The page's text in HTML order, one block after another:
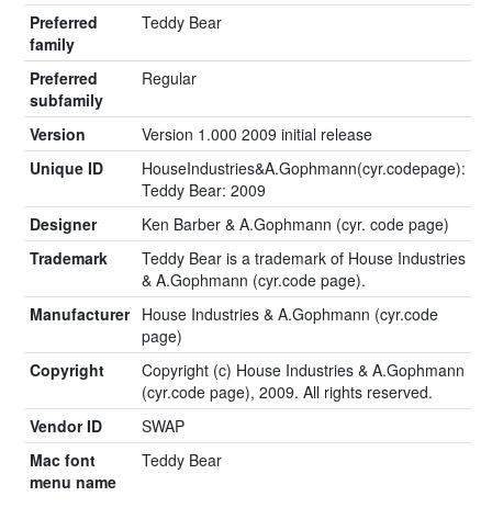
Preferred
family
Teddy Bear
Preferred
subfamily
Regular
Version
Version 1.000 2009 initial release
Unique ID
HouseIndustries&A.Gophmann(cyr.codepage):
Teddy Bear: 2009
Designer
Ken Barber & A.Gophmann (cyr. code page)
Trademark
Teddy Bear is a trademark of House Industries
& A.Gophmann (cyr.code page).
Manufacturer House Industries & A.Gophmann (cyr.code
page)
Copyright
Copyright (c) House Industries & A.Gophmann
(cyr.code page), 2009. All rights reserved.
Vendor ID
SWAP
Mac font
menu name
Teddy Bear